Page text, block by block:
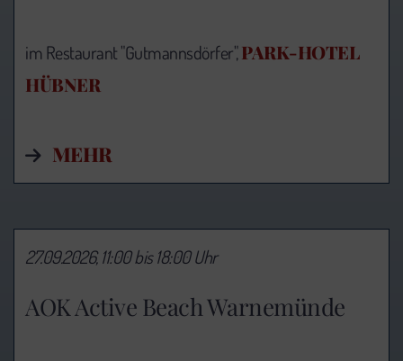
im Restaurant "Gutmannsdörfer",PARK-HOTEL
HÜBNER
MEHR
AOK Active Beach Warnemünde
27.09.2026, 11:00 bis 18:00 Uhr